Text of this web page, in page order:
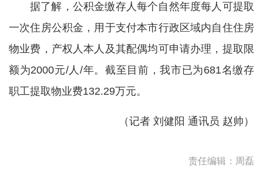
据了解，公积金缴存人每个自然年度每人可提取
一次住房公积金，用于支付本市行政区域内自住住房
物业费，产权人本人及其配偶均可申请办理，提取限
额为2000元/人/年。截至目前，我市已为681名缴存
职工提取物业费132.29万元。
（记者 刘健阳 通讯员 赵帅）
责任编辑：周磊